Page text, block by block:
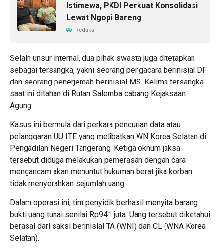
Istimewa, PKDI Perkuat Konsolidasi
Lewat Ngopi Bareng
Redaksi
Selain unsur internal, dua pihak swasta juga ditetapkan
sebagai tersangka, yakni seorang pengacara berinisial DF
dan seorang penerjemah berinisial MS. Kelima tersangka
saat ini ditahan di Rutan Salemba cabang Kejaksaan
Agung.
Kasus ini bermula dari perkara pencurian data atau
pelanggaran UU ITE yang melibatkan WN Korea Selatan di
Pengadilan Negeri Tangerang. Ketiga oknum jaksa
tersebut diduga melakukan pemerasan dengan cara
mengancam akan menuntut hukuman berat jika korban
tidak menyerahkan sejumlah uang.
Dalam operasi ini, tim penyidik berhasil menyita barang
bukti uang tunai senilai Rp941 juta. Uang tersebut diketahui
berasal dari saksi berinisial TA (WNI) dan CL (WNA Korea
Selatan).